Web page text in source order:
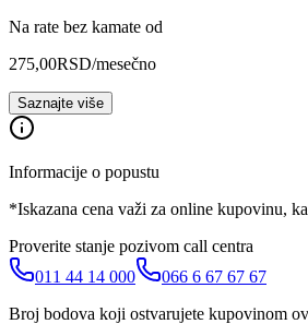
Na rate bez kamate od
275,00RSD/mesečno
Saznajte više
Informacije o popustu
*Iskazana cena važi za online kupovinu,
Proverite stanje pozivom call centra
011 44 14 000
066 6 67 67 67
Broj bodova koji ostvarujete kupovinom